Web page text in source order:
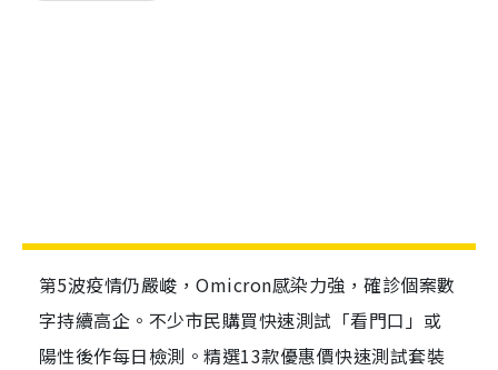
第5波疫情仍嚴峻，Omicron感染力強，確診個案數
字持續高企。不少市民購買快速測試「看門口」或
陽性後作每日檢測。精選13款優惠價快速測試套裝